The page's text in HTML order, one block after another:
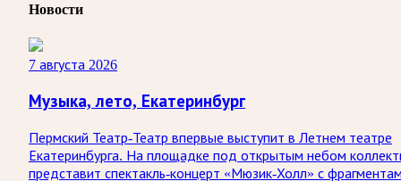
Новости
7 августа 2026
Музыка, лето, Екатеринбург
Пермский Театр-Театр впервые выступит в Летнем театре
Екатеринбурга. На площадке под открытым небом
представит спектакль-концерт «Мюзик-Холл» с